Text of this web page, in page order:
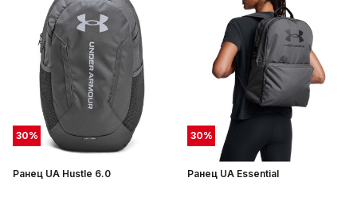
30%
Ранец UA Hustle 6.0
30%
Ранец UA Essential